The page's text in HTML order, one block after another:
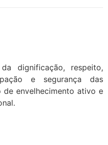
dignificação, respeito,
e segurança das
de envelhecimento ativo e